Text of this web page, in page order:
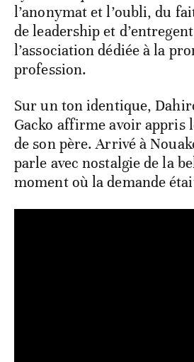
l’anonymat et l’oubli, du
de leadership et
l’association dédiée à la
profession.
Sur un ton identique,
Gacko affirme avoir appris
de son père. Arrivé à
parle avec nostalgie de la
moment où la demande